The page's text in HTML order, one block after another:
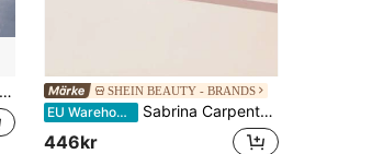
SHEIN BEAUTY - BRANDS
EU Warehouse Sabrina Carpenter Sweet Tooth Eau De Parfum 75 ml – Perfume, Long-Lasting, For Women, Vanilla, Light Pink, Jasmine, Suitable For Daily Wear
446kr